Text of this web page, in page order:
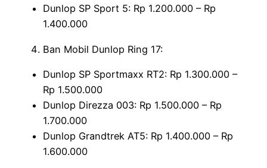
Dunlop SP Sport 5: Rp 1.200.000 – Rp
1.400.000
Ban Mobil Dunlop Ring 17:
Dunlop SP Sportmaxx RT2: Rp 1.300.000 –
Rp 1.500.000
Dunlop Direzza 003: Rp 1.500.000 – Rp
1.700.000
Dunlop Grandtrek AT5: Rp 1.400.000 – Rp
1.600.000